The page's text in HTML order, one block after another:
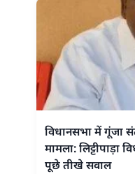
विधानसभा में गूंजा
मामला: लिट्टीपाड़ा
पूछे तीखे सवाल